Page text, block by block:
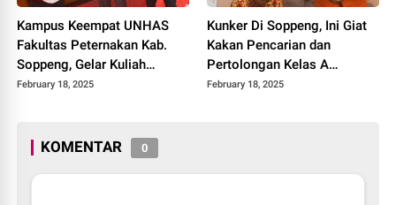
Kampus Keempat UNHAS
Fakultas Peternakan Kab.
Soppeng, Gelar Kuliah
Perdana
February 18, 2025
Kunker Di Soppeng, Ini Giat
Kakan Pencarian dan
Pertolongan Kelas A
Makassar
February 18, 2025
KOMENTAR 0